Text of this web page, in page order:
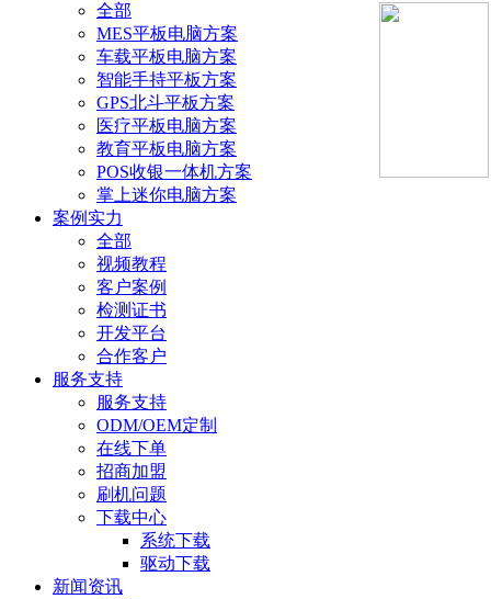
全部
MES平板电脑方案
车载平板电脑方案
智能手持平板方案
GPS北斗平板方案
医疗平板电脑方案
教育平板电脑方案
POS收银一体机方案
掌上迷你电脑方案
案例实力
全部
视频教程
客户案例
检测证书
开发平台
合作客户
服务支持
服务支持
ODM/OEM定制
在线下单
招商加盟
刷机问题
下载中心
系统下载
驱动下载
新闻资讯